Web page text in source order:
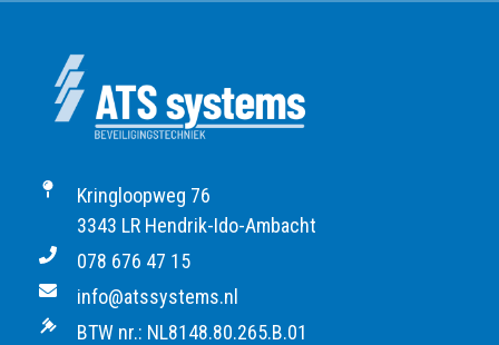
Kringloopweg 76
3343 LR Hendrik-Ido-Ambacht
078 676 47 15
info@atssystems.nl
BTW nr.: NL8148.80.265.B.01